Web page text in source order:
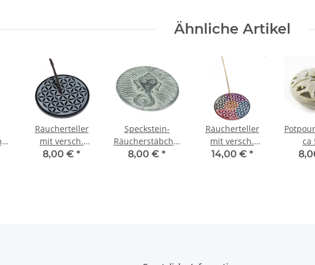
Ähnliche Artikel
Räucherteller
mit versch.
Motiven,
8,00 € *
Speckstein-
Räucherstäbchenhalter
Rund mit
8,00 € *
Räucherteller
mit versch.
Motiven, Bunt,
14,00 € *
ca